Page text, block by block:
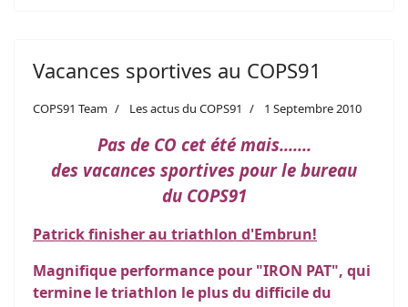
Vacances sportives au COPS91
COPS91 Team Les actus du COPS91 1 Septembre 2010
Pas de CO cet été mais.......
des vacances sportives pour le bureau
du COPS91
Patrick finisher au triathlon d'Embrun!
Magnifique performance pour "IRON PAT", qui
termine le triathlon le plus du difficile du